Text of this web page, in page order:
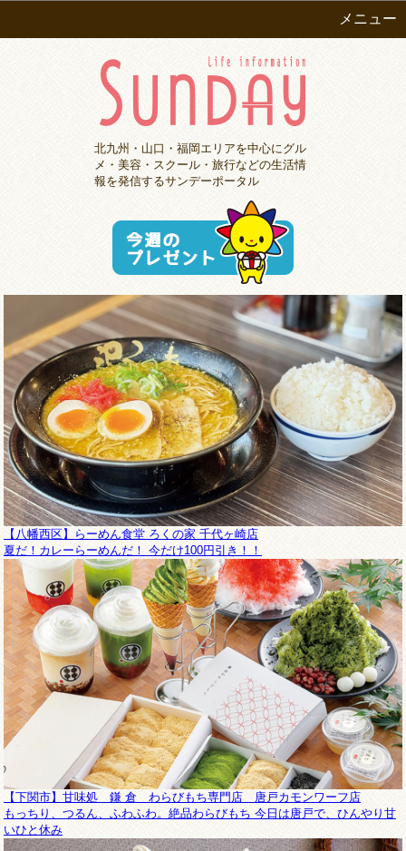
北九州・山口・福岡エリアを中心にグル
メ・美容・スクール・旅行などの生活情
報を発信するサンデーポータル
メニュー
【八幡西区】らーめん食堂 ろくの家 千代ヶ崎店
夏だ！カレーらーめんだ！ 今だけ100円引き！！
【下関市】甘味処 鎌 倉 わらびもち専門店 唐戸カモンワーフ店
もっちり、つるん、ふわふわ。絶品わらびもち 今日は唐戸で、ひんやり甘
いひと休み